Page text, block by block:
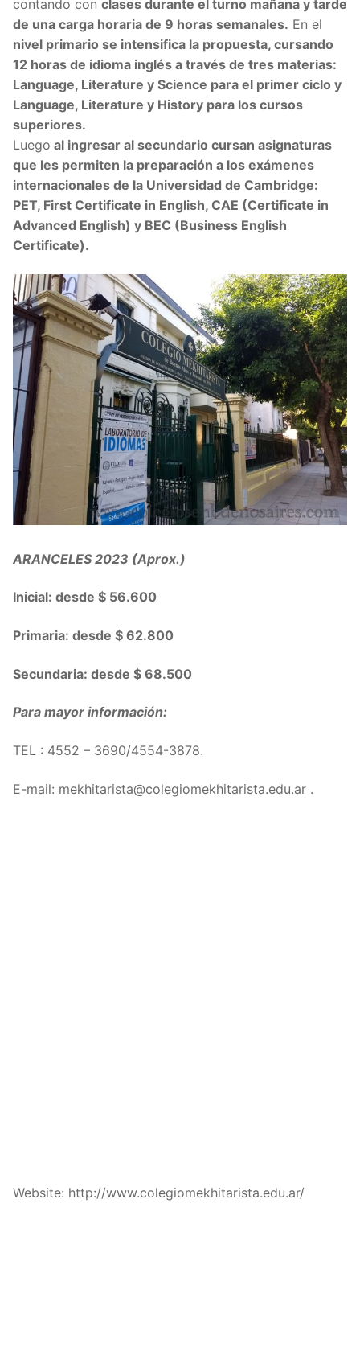
contando con clases durante el turno mañana y tarde
de una carga horaria de 9 horas semanales. En el
nivel primario se intensifica la propuesta, cursando
12 horas de idioma inglés a través de tres materias:
Language, Literature y Science para el primer ciclo y
Language, Literature y History para los cursos
superiores.
Luego al ingresar al secundario cursan asignaturas
que les permiten la preparación a los exámenes
internacionales de la Universidad de Cambridge:
PET, First Certificate in English, CAE (Certificate in
Advanced English) y BEC (Business English
Certificate).
ARANCELES 2023 (Aprox.)
Inicial: desde $ 56.600
Primaria: desde $ 62.800
Secundaria: desde $ 68.500
Para mayor información:
TEL : 4552 – 3690/4554-3878.
E-mail: mekhitarista@colegiomekhitarista.edu.ar .
Website: http://www.colegiomekhitarista.edu.ar/